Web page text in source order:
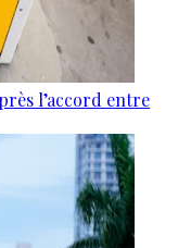
l’accord entre